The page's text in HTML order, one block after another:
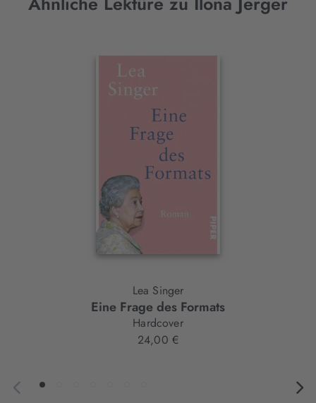
Lea Singer
Eine Frage des Formats
Hardcover
24,00 €